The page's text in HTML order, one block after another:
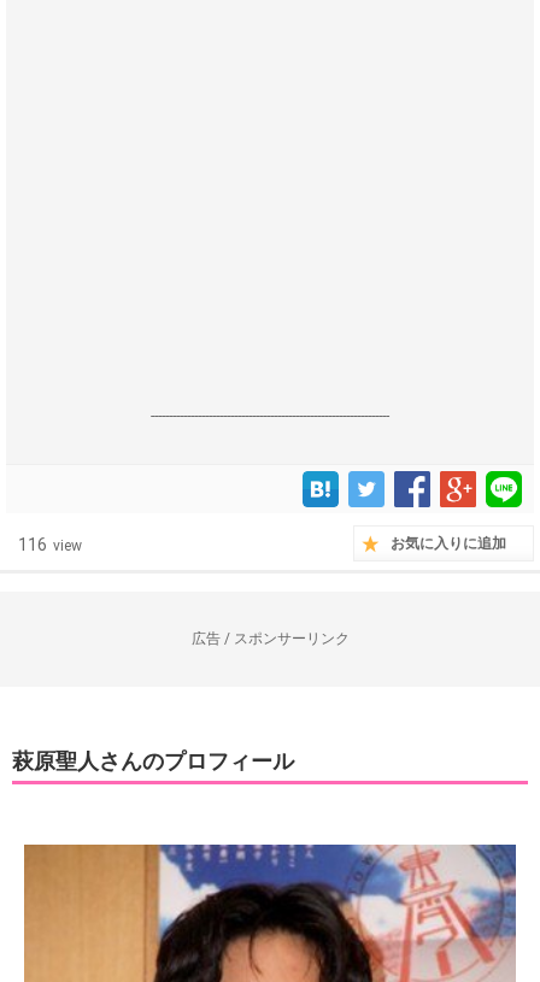
------------------------------------------------------------------
116 view お気に入りに追加
広告 / スポンサーリンク
萩原聖人さんのプロフィール